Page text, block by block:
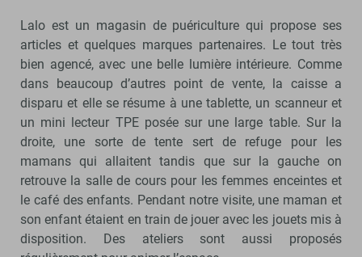
Lalo est un magasin de puériculture qui propose ses
articles et quelques marques partenaires. Le tout très
bien agencé, avec une belle lumière intérieure. Comme
dans beaucoup d’autres point de vente, la caisse a
disparu et elle se résume à une tablette, un scanneur et
un mini lecteur TPE posée sur une large table. Sur la
droite, une sorte de tente sert de refuge pour les
mamans qui allaitent tandis que sur la gauche on
retrouve la salle de cours pour les femmes enceintes et
le café des enfants. Pendant notre visite, une maman et
son enfant étaient en train de jouer avec les jouets mis à
disposition. Des ateliers sont aussi proposés